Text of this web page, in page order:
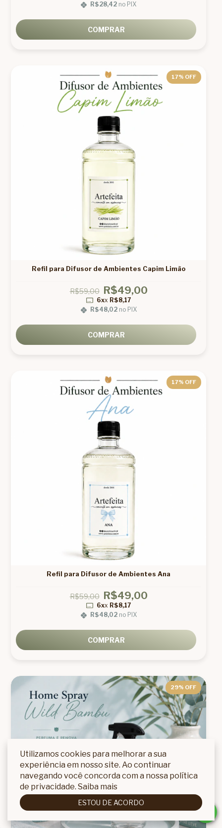
R$28,42 no PIX
COMPRAR
17% OFF
Refil para Difusor de Ambientes Capim Limão
R$59,00 R$49,00
6xx R$8,17
R$48,02no PIX
COMPRAR
17% OFF
Refil para Difusor de Ambientes Ana
R$59,00 R$49,00
6xx R$8,17
R$48,02no PIX
COMPRAR
29% OFF
Utilizamos cookies para melhorar a sua
experiência em nosso site. Ao continuar
navegando você concorda com a nossa política
de privacidade. Saiba mais
ESTOU DE ACORDO